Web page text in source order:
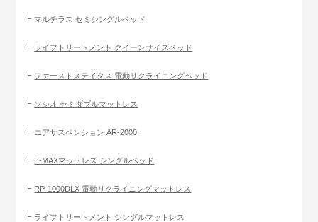
マルチラス セミシングルベッド
ライフトリートメント クイーンサイズベッド
ファーストステイタス 電動リクライニングベッド
ソシオ セミダブルマットレス
エアサスペンション AR-2000
E-MAXマットレス シングルベッド
RP-1000DLX 電動リクライニングマットレス
ライフトリートメント シングルマットレス